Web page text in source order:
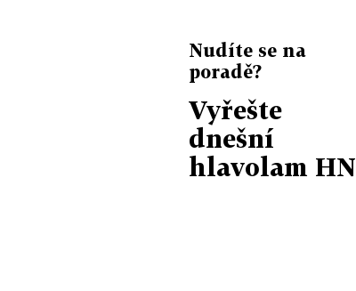
Nudíte se na
poradě?
Vyřešte
dnešní
hlavolam HN